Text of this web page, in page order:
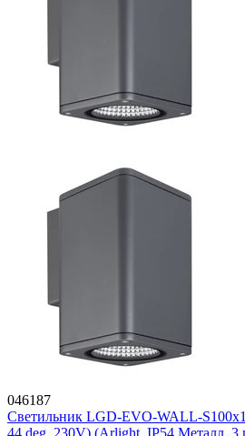
046187
Светильник LGD-EVO-WALL-